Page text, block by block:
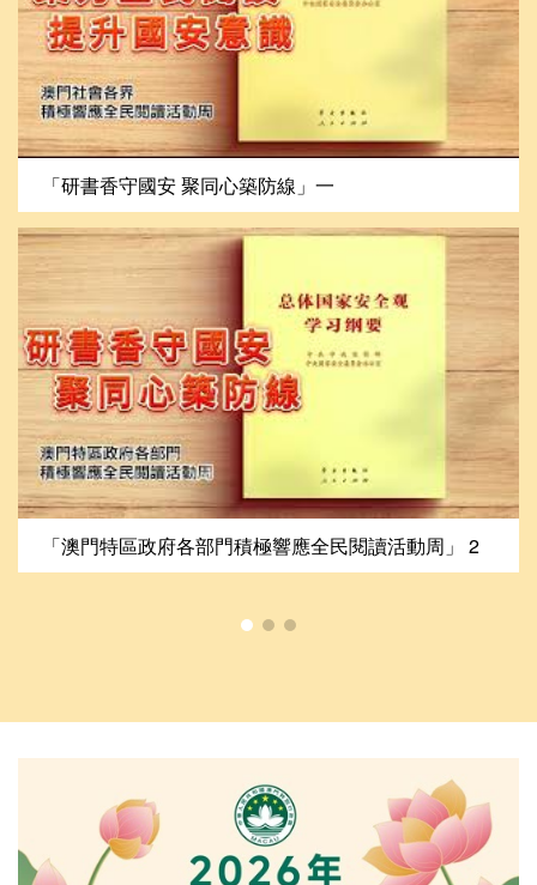
「研書香守國安 聚同心築防線」一
「澳門特區政府各部門積極響應全民閱讀活動周」 2